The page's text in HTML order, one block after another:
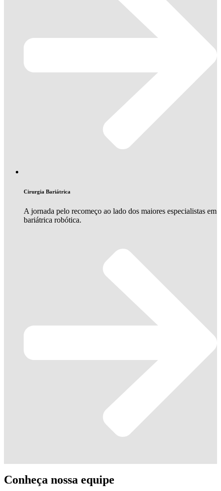
Cirurgia Bariátrica
A jornada pelo recomeço ao lado dos maiores especialistas em
bariátrica robótica.
Conheça nossa equipe